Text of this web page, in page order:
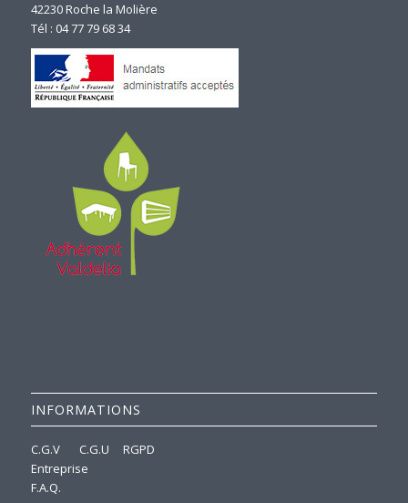
42230 Roche la Molière
Tél : 04 77 79 68 34
INFORMATIONS
C.G.V C.G.U
RGPD
Entreprise
F.A.Q.